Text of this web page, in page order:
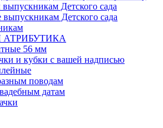
Детского сада
выпускникам Детского сада
56 мм
и кубки с вашей надписью
поводам
датам